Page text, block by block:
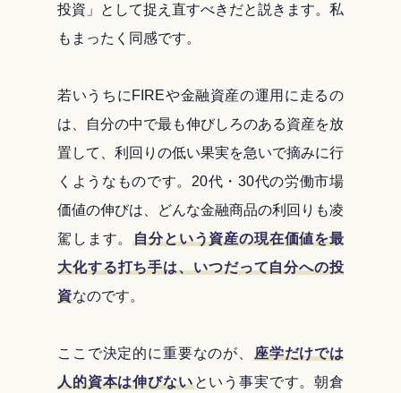
投資」として捉え直すべきだと説きます。私
もまったく同感です。
若いうちにFIREや金融資産の運用に走るの
は、自分の中で最も伸びしろのある資産を放
置して、利回りの低い果実を急いで摘みに行
くようなものです。20代・30代の労働市場
価値の伸びは、どんな金融商品の利回りも凌
駕します。自分という資産の現在価値を最
大化する打ち手は、いつだって自分への投
資なのです。
ここで決定的に重要なのが、 座学だけでは
人的資本は伸びないという事実です。朝倉